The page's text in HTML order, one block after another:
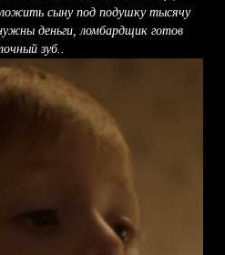
сыну под подушку тысячу
деньги, ломбардщик готов
зуб..